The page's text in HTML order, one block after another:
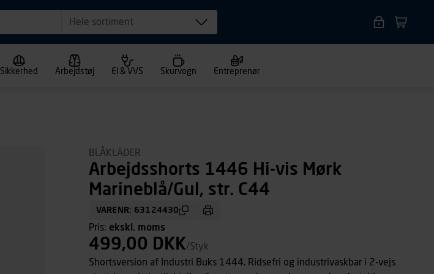
Hele sortiment
Sikkerhed Arbejdstøj El & VVS Skurvogn Entreprenør
BLÅKLÄDER
Arbejdsshorts 1446 Hi-vis Mørk
Marineblå/Gul, str. C44
VARENR: 63124430
Pris: ekskl. moms
499,00 DKK/Styk
Shortsversion af Industri Buks 1444. Ridsefri og industrivaskbar i 2-vejs